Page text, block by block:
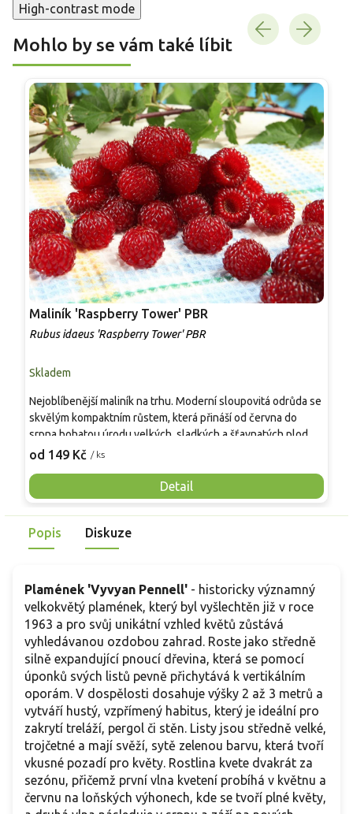
High-contrast mode
Mohlo by se vám také líbit
Maliník 'Raspberry Tower' PBR
Rubus idaeus 'Raspberry Tower' PBR
Skladem
od 149 Kč / ks
Detail
Nejoblíbenější maliník na trhu. Moderní sloupovitá odrůda se
skvělým kompaktním růstem, která přináší od června do
srpna bohatou úrodu velkých, sladkých a šťavnatých plodů.
Pevné vzpřímené výhony tvoří elegantní habitus bez
Mrazuvzdornost do −25 °C a spolehlivá vitalita z něj dělají
skvělou volbu pro každého pěstitele.
Popis Diskuze
Plamének 'Vyvyan Pennell' - historicky významný
velkokvětý plamének, který byl vyšlechtěn již v roce
1963 a pro svůj unikátní vzhled květů zůstává
vyhledávanou ozdobou zahrad. Roste jako středně
silně expandující pnoucí dřevina, která se pomocí
úponků svých listů pevně přichytává k vertikálním
oporám. V dospělosti dosahuje výšky 2 až 3 metrů a
vytváří hustý, vzpřímený habitus, který je ideální pro
zakrytí treláží, pergol či stěn. Listy jsou středně velké,
trojčetné a mají svěží, sytě zelenou barvu, která tvoří
vkusné pozadí pro květy. Rostlina kvete dvakrát za
sezónu, přičemž první vlna kvetení probíhá v květnu a
červnu na loňských výhonech, kde se tvoří plné květy,